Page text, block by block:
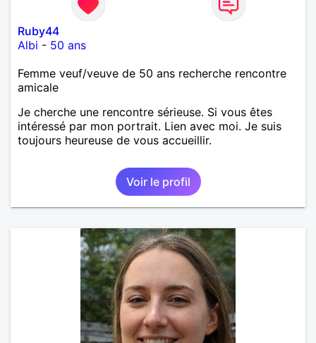
Ruby44
Albi - 50 ans
Femme veuf/veuve de 50 ans recherche rencontre
amicale
Je cherche une rencontre sérieuse. Si vous êtes
intéressé par mon portrait. Lien avec moi. Je suis
toujours heureuse de vous accueillir.
Voir le profil